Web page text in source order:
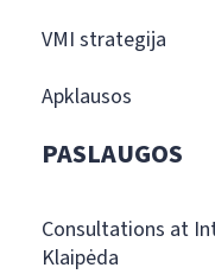
VMI strategija
Apklausos
PASLAUGOS
Consultations at
Klaipėda